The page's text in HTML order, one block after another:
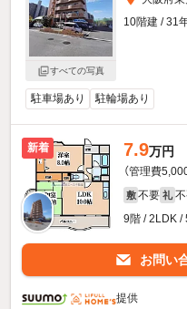
すべての写真
10階建 / 31
駐車場あり 駐輪場あり
新着 7.9万円
（管理費
敷 不要 礼
9階 / 2LDK /
お問い
提供